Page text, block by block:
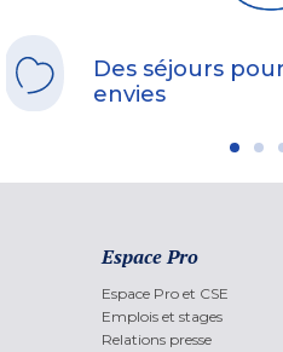
Des séjours
envies
Espace Pro
Espace Pro et CSE
Emplois et stages
Relations presse